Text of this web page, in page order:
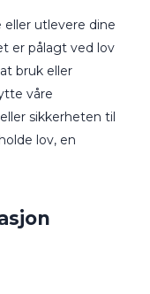
utlevere dine
er pålagt ved lov
bruk eller
våre
sikkerheten til
lov, en